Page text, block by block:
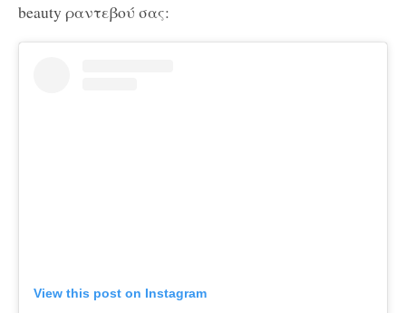
beauty ραντεβού σας:
View this post on Instagram